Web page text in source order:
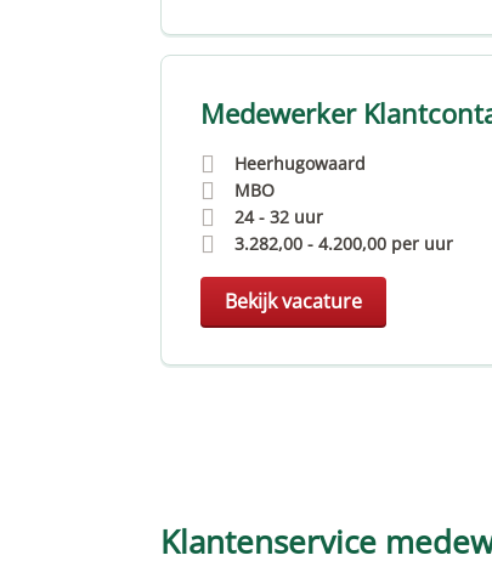
Medewerker
Heerhugowaard
MBO
24 - 32 uur
3.282,00 - 4.200,00 per uur
Bekijk vacature
Klantenservice